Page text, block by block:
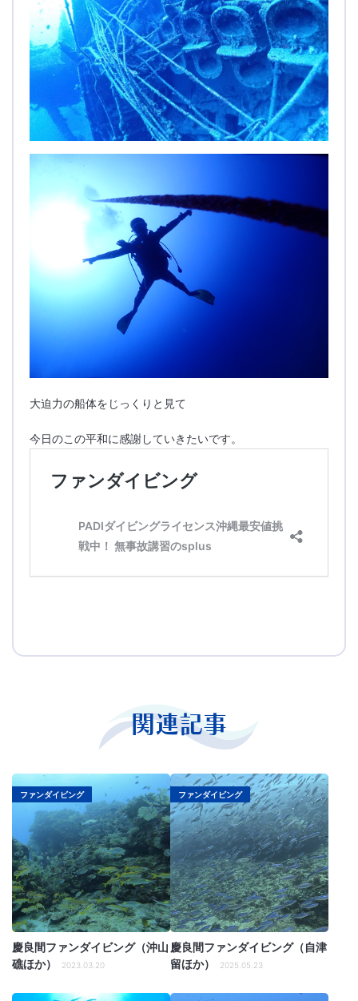
大迫力の船体をじっくりと見て
今日のこの平和に感謝していきたいです。
関連記事
ファンダイビング
慶良間ファンダイビング（沖山
礁ほか）
2023.03.20
ファンダイビング
慶良間ファンダイビング（自津
留ほか）
2025.05.23